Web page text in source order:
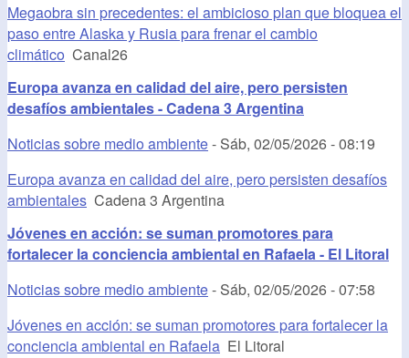
Megaobra sin precedentes: el ambicioso plan que bloquea el
paso entre Alaska y Rusia para frenar el cambio
climático Canal26
Europa avanza en calidad del aire, pero persisten
desafíos ambientales - Cadena 3 Argentina
Noticias sobre medio ambiente- Sáb, 02/05/2026 - 08:19
Europa avanza en calidad del aire, pero persisten desafíos
ambientales Cadena 3 Argentina
Jóvenes en acción: se suman promotores para
fortalecer la conciencia ambiental en Rafaela - El Litoral
Noticias sobre medio ambiente- Sáb, 02/05/2026 - 07:58
Jóvenes en acción: se suman promotores para fortalecer la
conciencia ambiental en Rafaela El Litoral